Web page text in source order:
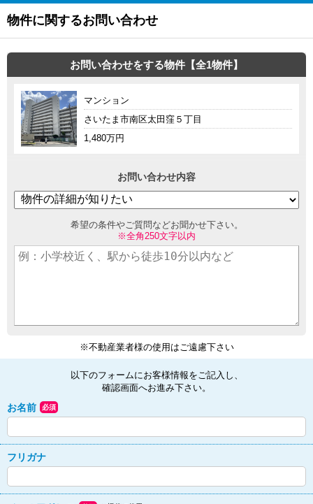
物件に関するお問い合わせ
お問い合わせをする物件【全1物件】
マンション
さいたま市南区太田窪５丁目
1,480万円
お問い合わせ内容
希望の条件やご質問などお聞かせ下さい。
※全角250文字以内
※不動産業者様の使用はご遠慮下さい
以下のフォームにお客様情報をご記入し、
確認画面へお進み下さい。
お名前 必須
フリガナ